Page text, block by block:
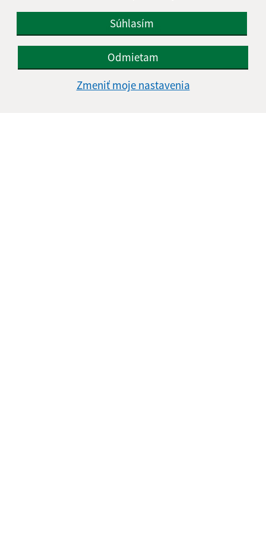
Súhlasím
Odmietam
Zmeniť moje nastavenia
IČO: 00322105